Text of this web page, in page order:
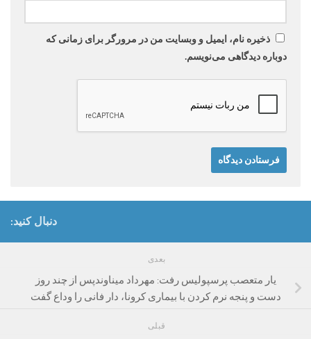
ذخیره نام، ایمیل و وبسایت من در مرورگر برای زمانی که
دوباره دیدگاهی می‌نویسم.
دنبال کنید:
بعدی
یار متعصب پرسپولیس رفت: مهرداد میناوندپس از چند روز
دست و پنجه نرم کردن با بیماری کرونا، دار فانی را وداع گفت
قبلی